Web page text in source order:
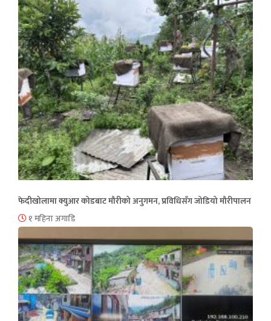
फेदीखोलामा क्युआर कोडबाट मौरीको अनुगमन, प्रविधिसँग जोडियो मौरीपालन
१ महिना अगाडि